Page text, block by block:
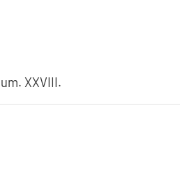
XXVIII.